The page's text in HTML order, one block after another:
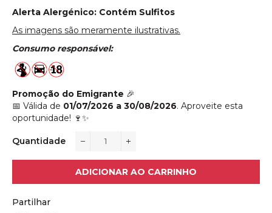
Alerta Alergénico: Contém Sulfitos
As imagens são meramente ilustrativas.
Consumo responsável:
Promoção do Emigrante 🎉
📅 Válida de 01/07/2026 a 30/08/2026. Aproveite esta
oportunidade! 🍷✨
Quantidade
ADICIONAR AO CARRINHO
Partilhar